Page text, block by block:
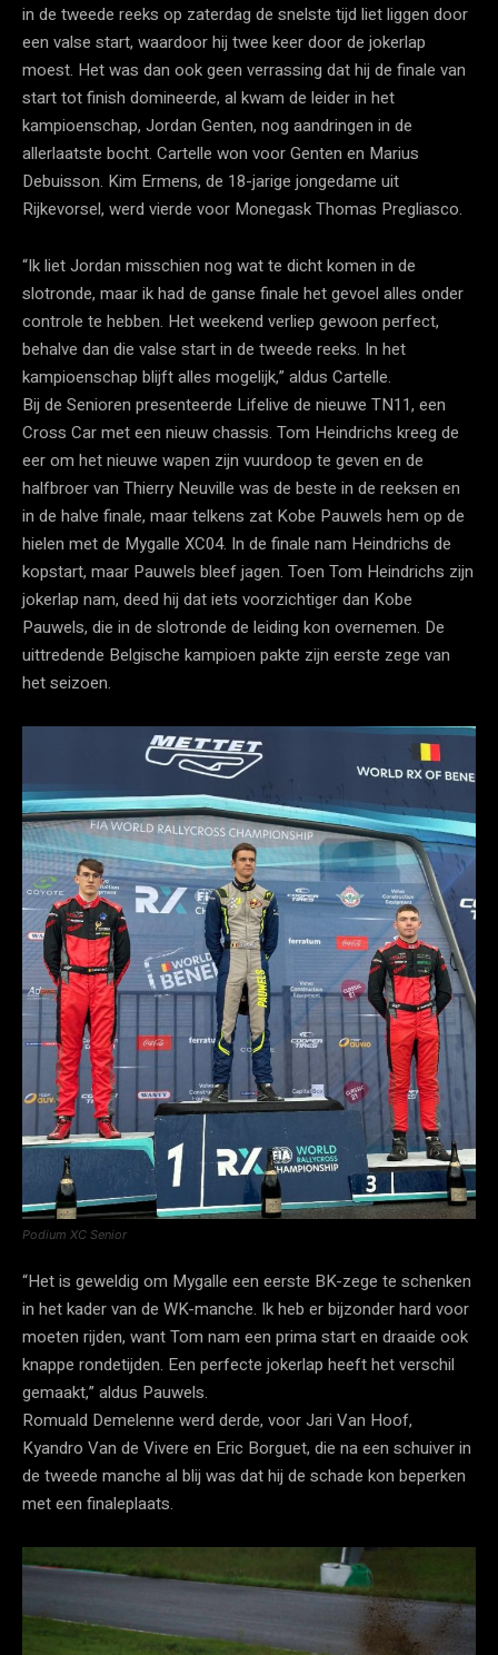
in de tweede reeks op zaterdag de snelste tijd liet liggen door
een valse start, waardoor hij twee keer door de jokerlap
moest. Het was dan ook geen verrassing dat hij de finale van
start tot finish domineerde, al kwam de leider in het
kampioenschap, Jordan Genten, nog aandringen in de
allerlaatste bocht. Cartelle won voor Genten en Marius
Debuisson. Kim Ermens, de 18-jarige jongedame uit
Rijkevorsel, werd vierde voor Monegask Thomas Pregliasco.
“Ik liet Jordan misschien nog wat te dicht komen in de
slotronde, maar ik had de ganse finale het gevoel alles onder
controle te hebben. Het weekend verliep gewoon perfect,
behalve dan die valse start in de tweede reeks. In het
kampioenschap blijft alles mogelijk,” aldus Cartelle.
Bij de Senioren presenteerde Lifelive de nieuwe TN11, een
Cross Car met een nieuw chassis. Tom Heindrichs kreeg de
eer om het nieuwe wapen zijn vuurdoop te geven en de
halfbroer van Thierry Neuville was de beste in de reeksen en
in de halve finale, maar telkens zat Kobe Pauwels hem op de
hielen met de Mygalle XC04. In de finale nam Heindrichs de
kopstart, maar Pauwels bleef jagen. Toen Tom Heindrichs zijn
jokerlap nam, deed hij dat iets voorzichtiger dan Kobe
Pauwels, die in de slotronde de leiding kon overnemen. De
uittredende Belgische kampioen pakte zijn eerste zege van
het seizoen.
Podium XC Senior
“Het is geweldig om Mygalle een eerste BK-zege te schenken
in het kader van de WK-manche. Ik heb er bijzonder hard voor
moeten rijden, want Tom nam een prima start en draaide ook
knappe rondetijden. Een perfecte jokerlap heeft het verschil
gemaakt,” aldus Pauwels.
Romuald Demelenne werd derde, voor Jari Van Hoof,
Kyandro Van de Vivere en Eric Borguet, die na een schuiver in
de tweede manche al blij was dat hij de schade kon beperken
met een finaleplaats.